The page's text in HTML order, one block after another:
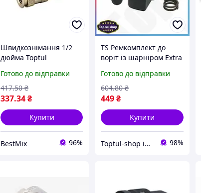
Швидкознімання 1/2
дюйма Toptul
зовнішнім різьбленням
нержавіюча сталь
чорне
Готово до відправки
337.34₴
417.50 ₴
Купити
BestMix 96%
TS Ремкомплект до
воріт із шарніром Extra
ремонту воріт та
шарнірних механізмів
запчастини SHT55_Q
Готово до відправки
449₴
604.80 ₴
Купити
Toptul-shop інтернет магазин 98%